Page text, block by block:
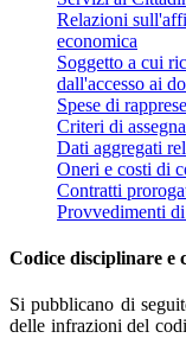
Relazioni
economica
Soggetto a cui
dall'accesso ai
Spese di
Criteri di
Dati aggregati
Oneri e costi di
Contratti
Provvedimenti
Codice disciplinare e
Si pubblicano di
delle infrazioni del